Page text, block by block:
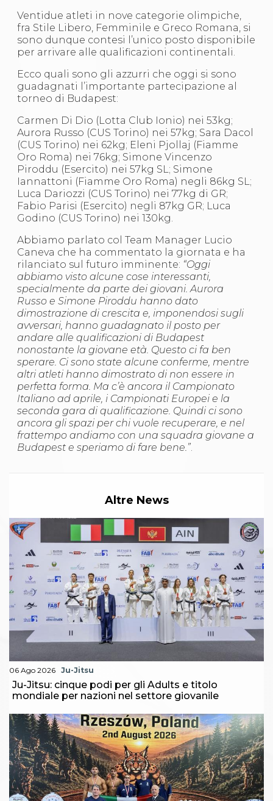
Calendario Attività
Difesa Personale MGA
La disciplina
News
Mappa del sito
Cerca
Contatti
Cookies Accept
Newsletter
Catalogo formativo
Webinar
Corsi Monotematici
Corsi di Specializzazione
Corsi FIJLKAM-FISDIR
Corsi Preparatore Fisico
Edutraining class - Didattica infantile
Corso dirigenti sportivi
Corso Direttore di Gara
Abilitazioni
Sportello Fiscale
News
Modulistica
FAQ
Quesiti fiscali
Sostenibilità
Documenti
Ventidue atleti in nove categorie olimpiche,
fra Stile Libero, Femminile e Greco Romana, si
sono dunque contesi l’unico posto disponibile
per arrivare alle qualificazioni continentali.
Ecco quali sono gli azzurri che oggi si sono
guadagnati l’importante partecipazione al
torneo di Budapest:
Carmen Di Dio (Lotta Club Ionio) nei 53kg;
Aurora Russo (CUS Torino) nei 57kg; Sara Dacol
(CUS Torino) nei 62kg; Eleni Pjollaj (Fiamme
Oro Roma) nei 76kg; Simone Vincenzo
Piroddu (Esercito) nei 57kg SL; Simone
Iannattoni (Fiamme Oro Roma) negli 86kg SL;
Luca Dariozzi (CUS Torino) nei 77kg di GR;
Fabio Parisi (Esercito) negli 87kg GR; Luca
Godino (CUS Torino) nei 130kg.
Abbiamo parlato col Team Manager Lucio
Caneva che ha commentato la giornata e ha
rilanciato sul futuro imminente: “Oggi
abbiamo visto alcune cose interessanti,
specialmente da parte dei giovani. Aurora
Russo e Simone Piroddu hanno dato
dimostrazione di crescita e, imponendosi sugli
avversari, hanno guadagnato il posto per
andare alle qualificazioni di Budapest
nonostante la giovane età. Questo ci fa ben
sperare. Ci sono state alcune conferme, mentre
altri atleti hanno dimostrato di non essere in
perfetta forma. Ma c’è ancora il Campionato
Italiano ad aprile, i Campionati Europei e la
seconda gara di qualificazione. Quindi ci sono
ancora gli spazi per chi vuole recuperare, e nel
frattempo andiamo con una squadra giovane a
Budapest e speriamo di fare bene.”.
Altre News
06 Ago 2026 Ju-Jitsu
Ju-Jitsu: cinque podi per gli Adults e titolo
mondiale per nazioni nel settore giovanile